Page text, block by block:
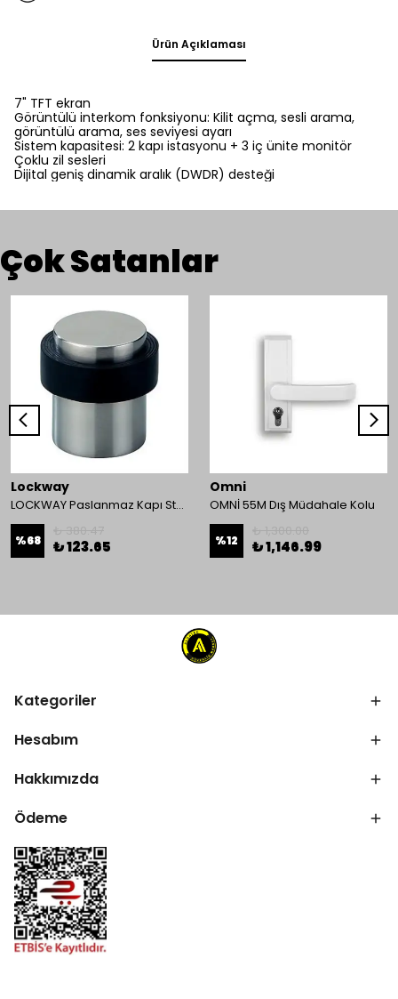
Ürün Açıklaması
7" TFT ekran
Görüntülü interkom fonksiyonu: Kilit açma, sesli arama,
görüntülü arama, ses seviyesi ayarı
Sistem kapasitesi: 2 kapı istasyonu + 3 iç ünite monitör
Çoklu zil sesleri
Dijital geniş dinamik aralık (DWDR) desteği
Çok Satanlar
Lockway
LOCKWAY Paslanmaz Kapı Stoperi
%68 ₺ 123.65
Omni
OMNİ 55M Dış Müdahale Kolu
%12 ₺ 1,146.99
Kategoriler
Hesabım
Hakkımızda
Ödeme